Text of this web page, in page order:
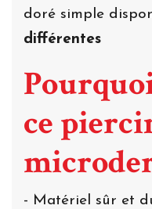
doré simple
différentes
ce
- Matériel sûr et